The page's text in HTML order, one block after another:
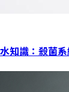
知識：殺菌